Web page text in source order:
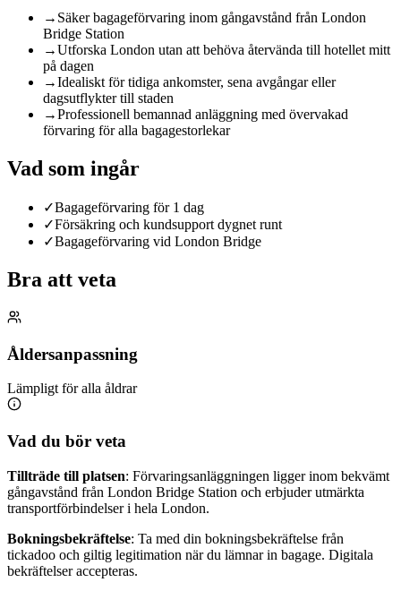
→ Säker bagageförvaring inom gångavstånd från London
Bridge Station
→Utforska London utan att behöva återvända till hotellet mitt
på dagen
→Idealiskt för tidiga ankomster, sena avgångar eller
dagsutflykter till staden
→Professionell bemannad anläggning med övervakad
förvaring för alla bagagestorlekar
Vad som ingår
✓Bagageförvaring för 1 dag
✓Försäkring och kundsupport dygnet runt
✓Bagageförvaring vid London Bridge
Bra att veta
Åldersanpassning
Lämpligt för alla åldrar
Vad du bör veta
Tillträde till platsen: Förvaringsanläggningen ligger inom bekvämt
gångavstånd från London Bridge Station och erbjuder utmärkta
transportförbindelser i hela London.
Bokningsbekräftelse: Ta med din bokningsbekräftelse från
tickadoo och giltig legitimation när du lämnar in bagage. Digitala
bekräftelser accepteras.